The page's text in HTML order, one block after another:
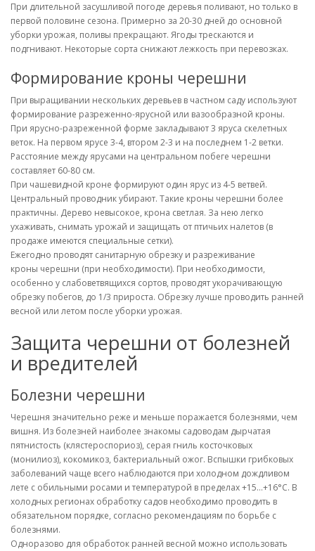
При длительной засушливой погоде деревья поливают, но только в
первой половине сезона. Примерно за 20-30 дней до основной
уборки урожая, поливы прекращают. Ягоды трескаются и
подгнивают. Некоторые сорта снижают лежкость при перевозках.
Формирование кроны черешни
При выращивании нескольких деревьев в частном саду используют
формирование разреженно-ярусной или вазообразной кроны.
При ярусно-разреженной форме закладывают 3 яруса скелетных
веток. На первом ярусе 3-4, втором 2-3 и на последнем 1-2 ветки.
Расстояние между ярусами на центральном побеге черешни
составляет 60-80 см.
При чашевидной кроне формируют один ярус из 4-5 ветвей.
Центральный проводник убирают. Такие кроны черешни более
практичны. Дерево невысокое, крона светлая. За нею легко
ухаживать, снимать урожай и защищать от птичьих налетов (в
продаже имеются специальные сетки).
Ежегодно проводят санитарную обрезку и разреживание
кроны черешни (при необходимости). При необходимости,
особенно у слабоветвящихся сортов, проводят укорачивающую
обрезку побегов, до 1/3 прироста. Обрезку лучше проводить ранней
весной или летом после уборки урожая.
Защита черешни от болезней
и вредителей
Болезни черешни
Черешня значительно реже и меньше поражается болезнями, чем
вишня. Из болезней наиболее знакомы садоводам дырчатая
пятнистость (клястероспориоз), серая гниль косточковых
(монилиоз), кокомикоз, бактериальный ожог. Вспышки грибковых
заболеваний чаще всего наблюдаются при холодном дождливом
лете с обильными росами и температурой в пределах +15…+16°С. В
холодных регионах обработку садов необходимо проводить в
обязательном порядке, согласно рекомендациям по борьбе с
болезнями.
Одноразово для обработок ранней весной можно использовать